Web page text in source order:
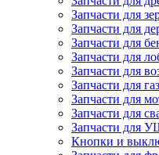
Запчасти для
Запчасти для
Запчасти для
Запчасти для
Запчасти для
Запчасти для
Запчасти для
Запчасти для
Запчасти для
Кнопки и